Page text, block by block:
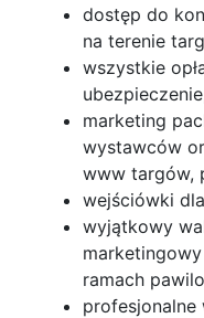
dostęp do
na terenie
wszystkie
marketing
wystawców
www targów,
wejściówki
wyjątkowy
ramach
profesjonalne